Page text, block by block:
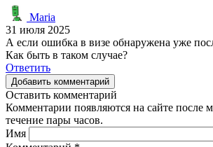
Maria
31 июля 2025
А если ошибка в визе обнаружена уже
Как быть в таком случае?
Ответить
Добавить комментарий
Оставить комментарий
Комментарии появляются на сайте после
течение пары часов.
Имя